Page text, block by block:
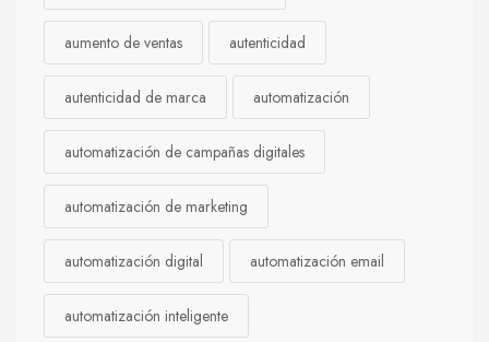
aumento de ventas autenticidad
autenticidad de marca automatización
automatización de campañas digitales
automatización de marketing
automatización digital automatización email
automatización inteligente